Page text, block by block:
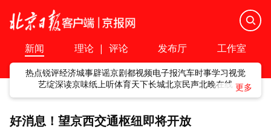
新闻 理论 | 评论 发布厅 工作室
热点锐评经济城事辟谣京剧都视频电子报汽车时事学习视觉
艺绽深读京味纸上听体育天下长城北京民声北晚在线
好消息！望京西交通枢纽即将开放